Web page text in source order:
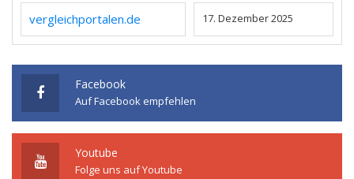
vergleichportalen.de 17. Dezember 2025
Facebook
Auf Facebook empfehlen
Youtube
Folge uns auf Youtube